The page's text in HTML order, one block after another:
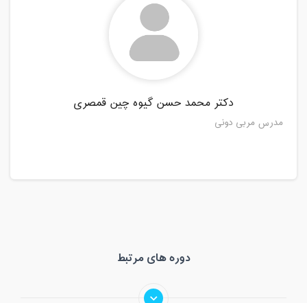
دکتر محمد حسن گیوه چین قمصری
مدرس مربی دونی
دوره های مرتبط